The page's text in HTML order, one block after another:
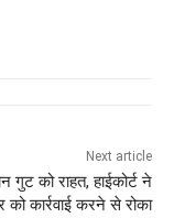
Next article
गुट को राहत, हाईकोर्ट ने
को कार्रवाई करने से रोका